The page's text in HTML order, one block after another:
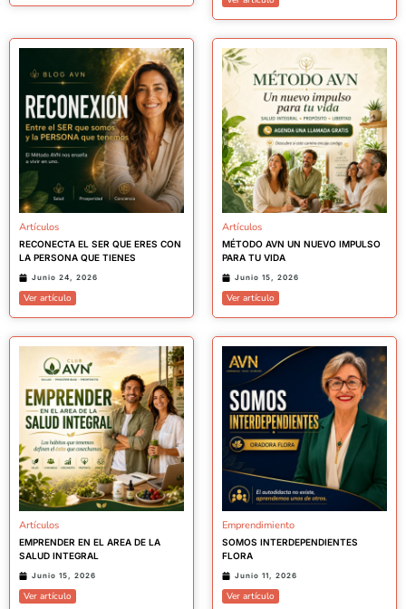
Artículos
RECONECTA EL SER QUE ERES CON
LA PERSONA QUE TIENES
Junio 24, 2026
Ver artículo
Artículos
MÉTODO AVN UN NUEVO IMPULSO
PARA TU VIDA
Junio 15, 2026
Ver artículo
Artículos
EMPRENDER EN EL AREA DE LA
SALUD INTEGRAL
Junio 15, 2026
Ver artículo
Emprendimiento
SOMOS INTERDEPENDIENTES
FLORA
Junio 11, 2026
Ver artículo